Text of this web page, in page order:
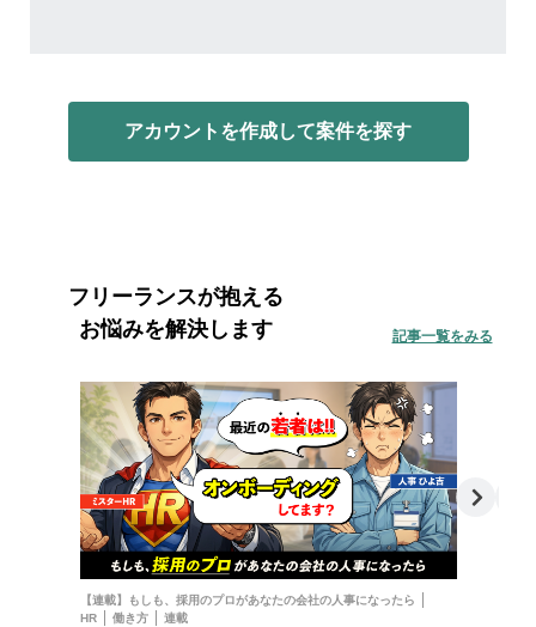
アカウントを作成して案件を探す
フリーランスが抱える
お悩みを解決します
【連載】もしも、採用のプロがあなたの会社の人事になったら
HR
働き方 連載
記事一覧をみる